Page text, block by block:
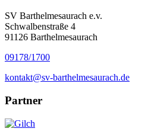
SV Barthelmesaurach e.v.
Schwalbenstraße 4
91126 Barthelmesaurach
09178/1700
kontakt@sv-barthelmesaurach.de
Partner